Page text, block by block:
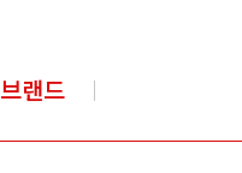
브랜드